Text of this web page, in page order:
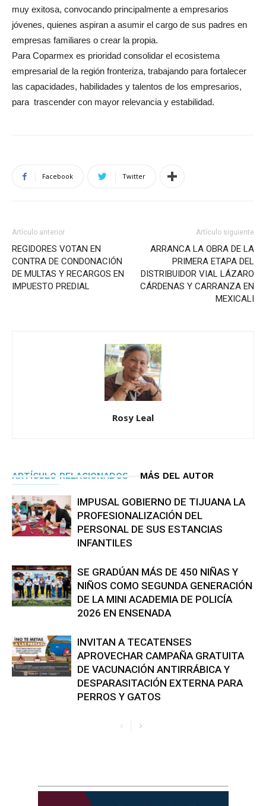
muy exitosa, convocando principalmente a empresarios
jóvenes, quienes aspiran a asumir el cargo de sus padres en
empresas familiares o crear la propia.
Para Coparmex es prioridad consolidar el ecosistema
empresarial de la región fronteriza, trabajando para fortalecer
las capacidades, habilidades y talentos de los empresarios,
para trascender con mayor relevancia y estabilidad.
Facebook Twitter
Artículo anterior
REGIDORES VOTAN EN
CONTRA DE CONDONACIÓN
DE MULTAS Y RECARGOS EN
IMPUESTO PREDIAL
Artículo siguiente
ARRANCA LA OBRA DE LA
PRIMERA ETAPA DEL
DISTRIBUIDOR VIAL LÁZARO
CÁRDENAS Y CARRANZA EN
MEXICALI
Rosy Leal
ARTÍCULO RELACIONADOS MÁS DEL AUTOR
IMPUSAL GOBIERNO DE TIJUANA LA
PROFESIONALIZACIÓN DEL
PERSONAL DE SUS ESTANCIAS
INFANTILES
SE GRADÚAN MÁS DE 450 NIÑAS Y
NIÑOS COMO SEGUNDA GENERACIÓN
DE LA MINI ACADEMIA DE POLICÍA
2026 EN ENSENADA
INVITAN A TECATENSES
APROVECHAR CAMPAÑA GRATUITA
DE VACUNACIÓN ANTIRRÁBICA Y
DESPARASITACIÓN EXTERNA PARA
PERROS Y GATOS